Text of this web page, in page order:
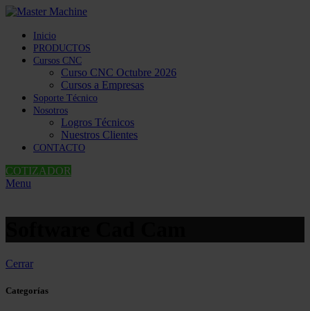
Inicio
PRODUCTOS
Cursos CNC
Curso CNC Octubre 2026
Cursos a Empresas
Soporte Técnico
Nosotros
Logros Técnicos
Nuestros Clientes
CONTACTO
COTIZADOR
Menu
Cerrar
Categorías